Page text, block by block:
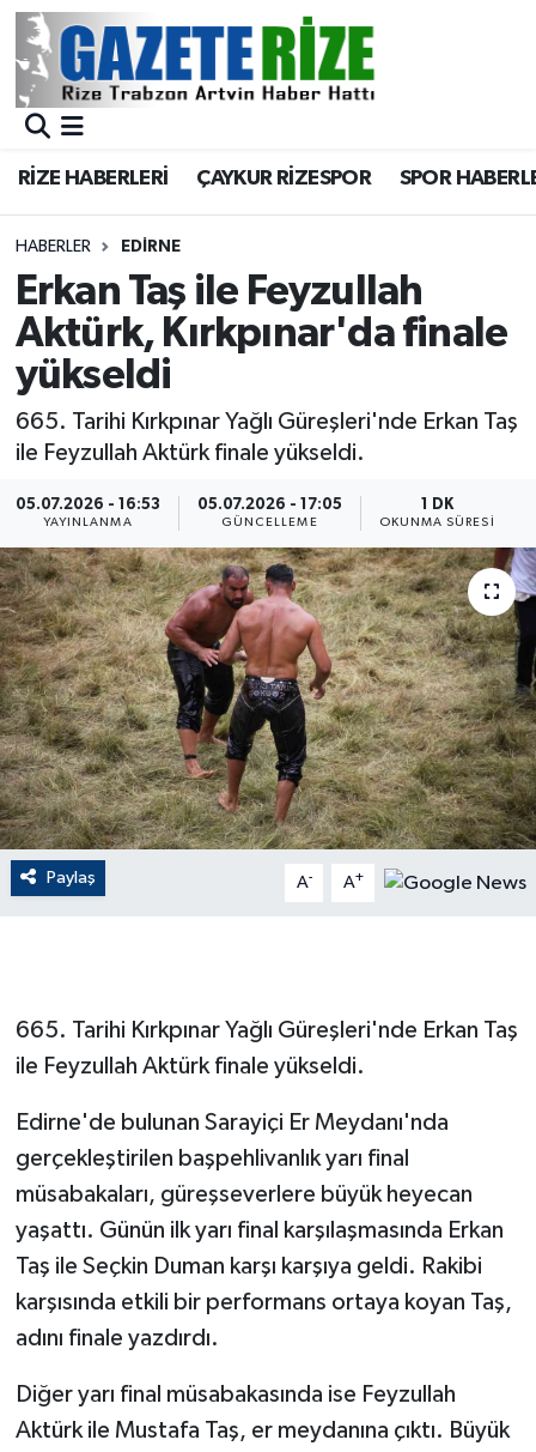
RİZE HABERLERİ ÇAYKUR RİZESPOR SPOR
HABERLER EDIRNE
Erkan Taş ile Feyzullah
Aktürk, Kırkpınar'da finale
yükseldi
665. Tarihi Kırkpınar Yağlı Güreşleri'nde Erkan Taş
ile Feyzullah Aktürk finale yükseldi.
05.07.2026 - 16:53
YAYINLANMA
05.07.2026 - 17:05
GÜNCELLEME
1 DK
OKUNMA SÜRESI
Paylaş A- A+
665. Tarihi Kırkpınar Yağlı Güreşleri'nde Erkan Taş
ile Feyzullah Aktürk finale yükseldi.
Edirne'de bulunan Sarayiçi Er Meydanı'nda
gerçekleştirilen başpehlivanlık yarı final
müsabakaları, güreşseverlere büyük heyecan
yaşattı. Günün ilk yarı final karşılaşmasında Erkan
Taş ile Seçkin Duman karşı karşıya geldi. Rakibi
karşısında etkili bir performans ortaya koyan Taş,
adını finale yazdırdı.
Diğer yarı final müsabakasında ise Feyzullah
Aktürk ile Mustafa Taş, er meydanına çıktı. Büyük
BÖLGEMİZ
Asayiş
Rize Jandarma Komutanlığı
Bilim Teknoloji
Advertising news
Canlı Maç
ÇEVRE
Dış Haberler
Dünya
EĞİTİM
EKONOMİ
English News
Gayrimenkul
GENEL
GÜNDEM
HABERDE İNSAN
İş Dünyası
Merkez Nöbetçi Eczaneler
Merkez Trafik Yoğunluk Haritası
Süper Lig Puan Durumu ve Fikstür
Tüm Manşetler
Haber Arşivi